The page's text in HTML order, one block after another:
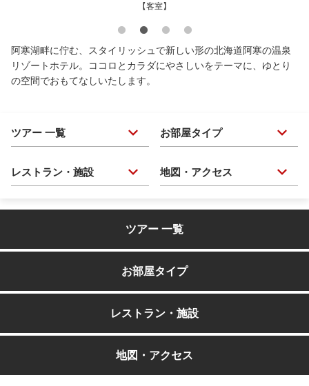
【客室】
阿寒湖畔に佇む、スタイリッシュで新しい形の北海道阿寒の温泉
リゾートホテル。ココロとカラダにやさしいをテーマに、ゆとり
の空間でおもてなしいたします。
ツアー 一覧 お部屋タイプ
レストラン・施設 地図・アクセス
ツアー 一覧
お部屋タイプ
レストラン・施設
地図・アクセス